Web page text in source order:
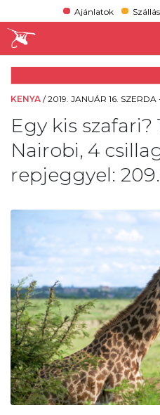
Ajánlatok
KENYA /2019. JANUÁR 16. SZERDA
Egy kis szafari?
Nairobi, 4
repjeggyel: